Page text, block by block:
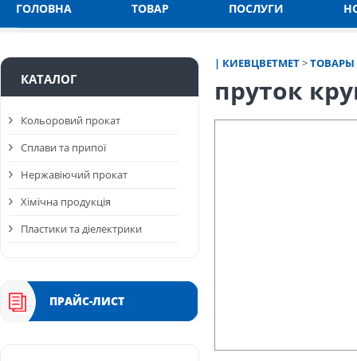
ГОЛОВНА ТОВАР ПОСЛУГИ
| КИЕВЦВЕТМЕТ>ТОВАРЫ
пруток
КАТАЛОГ
Кольоровий прокат
Сплави та припої
Нержавіючий прокат
Хімічна продукція
Пластики та діелектрики
ПРАЙС-ЛИСТ